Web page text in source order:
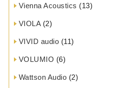
Vienna Acoustics (13)
VIOLA(2)
VIVID audio (11)
VOLUMIO (6)
Wattson Audio (2)